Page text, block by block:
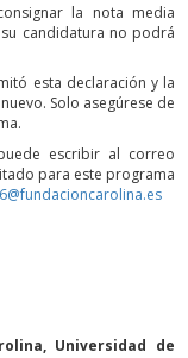
la nota media
candidatura no podrá
esta declaración y la
Solo asegúrese de
escribir al correo
para este programa
Universidad de